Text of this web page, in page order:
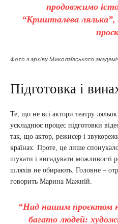
продовжимо
“Кришталева лялька”,
Фото з архіву Миколаївського
Підготовка і
Те, що не всі актори театру
ускладнює процес підготовки
так, що актор, режисер і
країнах. Проте, це лише
шукати і вигадувати можливості
шляхів не обирають. Головне –
говорить Марина Мажній.
“Над нашим проєктом
багато людей: